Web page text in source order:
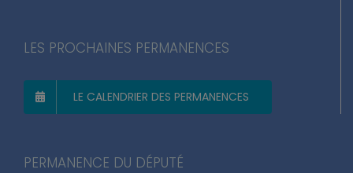
LES PROCHAINES PERMANENCES
LE CALENDRIER DES PERMANENCES
PERMANENCE DU DÉPUTÉ